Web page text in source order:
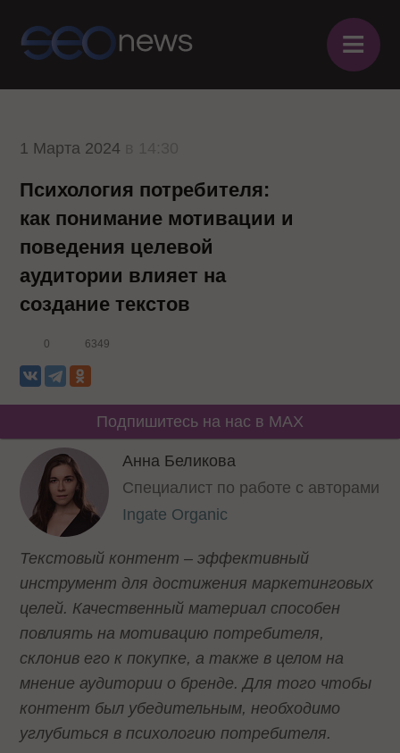
≡
1 Марта 2024
Психология потребителя:
как понимание мотивации и
поведения целевой
аудитории влияет на
создание текстов
0 6349
Подпишитесь на нас в MAX
Анна Беликова
Специалист по работе с авторами
Ingate Organic
Текстовый контент – эффективный
инструмент для достижения маркетинговых
целей. Качественный материал способен
повлиять на мотивацию потребителя,
склонив его к покупке, а также в целом на
мнение аудитории о бренде. Для того чтобы
контент был убедительным, необходимо
углубиться в психологию потребителя.